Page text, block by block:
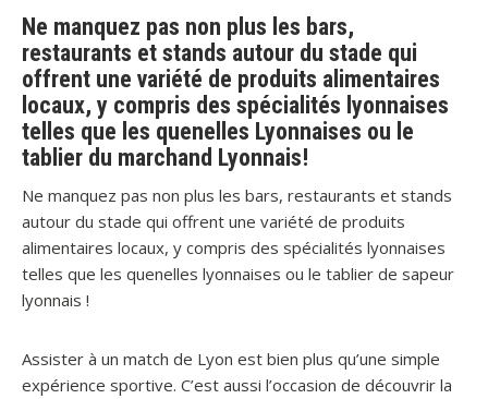
Ne manquez pas non plus les bars,
restaurants et stands autour du stade qui
offrent une variété de produits alimentaires
locaux, y compris des spécialités lyonnaises
telles que les quenelles Lyonnaises ou le
tablier du marchand Lyonnais!
Ne manquez pas non plus les bars, restaurants et stands
autour du stade qui offrent une variété de produits
alimentaires locaux, y compris des spécialités lyonnaises
telles que les quenelles lyonnaises ou le tablier de sapeur
lyonnais !
Assister à un match de Lyon est bien plus qu’une simple
expérience sportive. C’est aussi l’occasion de découvrir la